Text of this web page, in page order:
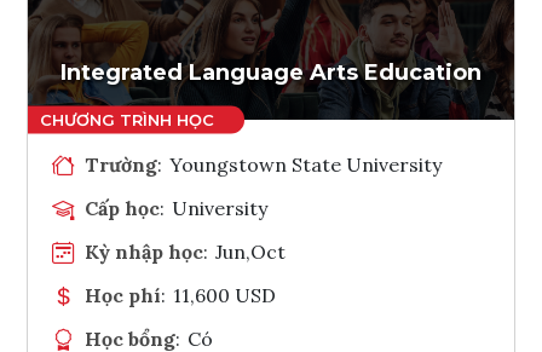
Integrated Language Arts Education
Trường: Youngstown State University
Cấp học: University
Kỳ nhập học: Jun,Oct
Học phí: 11,600 USD
Học bổng: Có